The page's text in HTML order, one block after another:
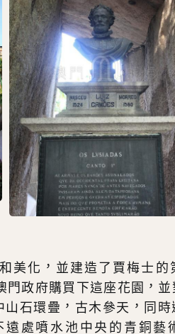
美化，並建造了賈梅士的
政府購買下這座花園，並
石環疊，古木參天，同時
遠處噴水池中央的青銅藝